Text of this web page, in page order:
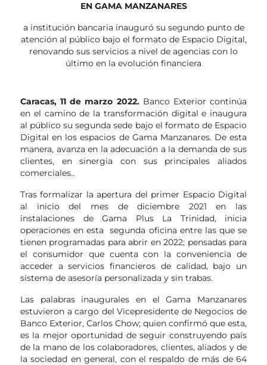
EN GAMA MANZANARES
a institución bancaria inauguró su segundo punto de
atención al público bajo el formato de Espacio Digital,
renovando sus servicios a nivel de agencias con lo
último en la evolución financiera
Caracas, 11 de marzo 2022.Banco Exterior continúa
en el camino de la transformación digital e inaugura
al público su segunda sede bajo el formato de Espacio
Digital en los espacios de Gama Manzanares. De esta
manera, avanza en la adecuación a la demanda de sus
clientes, en sinergia con sus principales aliados
comerciales..
Tras formalizar la apertura del primer Espacio Digital
al inicio del mes de diciembre 2021 en las
instalaciones de Gama Plus La Trinidad, inicia
operaciones en esta segunda oficina entre las que se
tienen programadas para abrir en 2022; pensadas para
el consumidor que cuenta con la conveniencia de
acceder a servicios financieros de calidad, bajo un
sistema de asesoría personalizada y sin trabas.
Las palabras inaugurales en el Gama Manzanares
estuvieron a cargo del Vicepresidente de Negocios de
Banco Exterior, Carlos Chow; quien confirmó que esta,
es la mejor oportunidad de seguir construyendo país
de la mano de los colaboradores, clientes, aliados y de
la sociedad en general, con el respaldo de más de 64